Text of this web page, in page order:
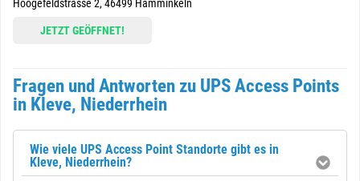
Hoogefeldstrasse 2, 46499 Hamminkeln
JETZT GEÖFFNET!
Fragen und Antworten zu UPS Access Points
in Kleve, Niederrhein
Wie viele UPS Access Point Standorte gibt es in
Kleve, Niederrhein?